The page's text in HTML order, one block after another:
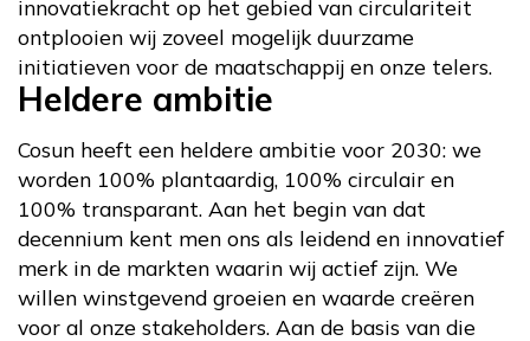
innovatiekracht op het gebied van circulariteit
ontplooien wij zoveel mogelijk duurzame
initiatieven voor de maatschappij en onze telers.
Heldere ambitie
Cosun heeft een heldere ambitie voor 2030: we
worden 100% plantaardig, 100% circulair en
100% transparant. Aan het begin van dat
decennium kent men ons als leidend en innovatief
merk in de markten waarin wij actief zijn. We
willen winstgevend groeien en waarde creëren
voor al onze stakeholders. Aan de basis van die